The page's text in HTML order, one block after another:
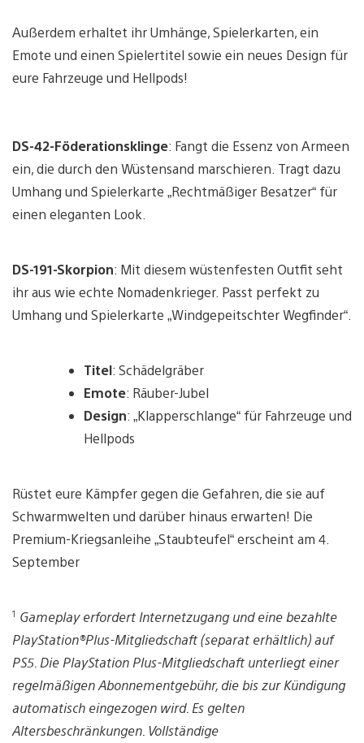
Außerdem erhaltet ihr Umhänge, Spielerkarten, ein
Emote und einen Spielertitel sowie ein neues Design für
eure Fahrzeuge und Hellpods!
DS-42-Föderationsklinge: Fangt die Essenz von Armeen
ein, die durch den Wüstensand marschieren. Tragt dazu
Umhang und Spielerkarte „Rechtmäßiger Besatzer“ für
einen eleganten Look.
DS-191-Skorpion: Mit diesem wüstenfesten Outfit seht
ihr aus wie echte Nomadenkrieger. Passt perfekt zu
Umhang und Spielerkarte „Windgepeitschter Wegfinder“.
Titel: Schädelgräber
Emote: Räuber-Jubel
Design: „Klapperschlange“ für Fahrzeuge und
Hellpods
Rüstet eure Kämpfer gegen die Gefahren, die sie auf
Schwarmwelten und darüber hinaus erwarten! Die
Premium-Kriegsanleihe „Staubteufel“ erscheint am 4.
September
1 Gameplay erfordert Internetzugang und eine bezahlte
PlayStation®Plus-Mitgliedschaft (separat erhältlich) auf
PS5. Die PlayStation Plus-Mitgliedschaft unterliegt einer
regelmäßigen Abonnementgebühr, die bis zur Kündigung
automatisch eingezogen wird. Es gelten
Altersbeschränkungen. Vollständige